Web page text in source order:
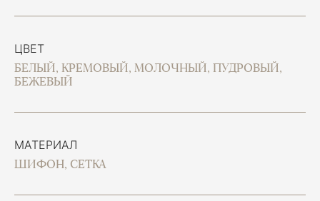
ЦВЕТ
БЕЛЫЙ, КРЕМОВЫЙ, МОЛОЧНЫЙ, ПУДРОВЫЙ,
БЕЖЕВЫЙ
МАТЕРИАЛ
ШИФОН, СЕТКА